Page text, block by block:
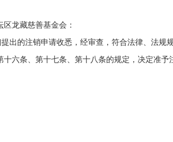
区龙藏慈善基金会：
出的注销申请收悉，经审查，符合法律、法规
十六条、第十七条、第十八条的规定，决定准